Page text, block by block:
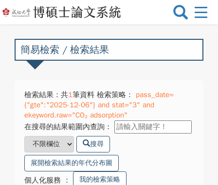
選
換
簡易檢索 / 檢索結果
檢索結果：共1筆資料 檢索策略：
pass_date=
{"gte":"2025-12-06"} and stat="3" and
ekeyword.raw="CO₂ adsorption"
在搜尋的結果範圍內查詢：
搜尋
展開檢索結果的年代分布圖
個人化服務 ： 我的檢索策略